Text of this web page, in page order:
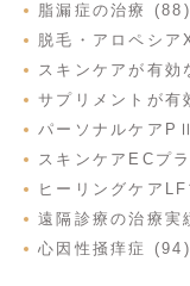
脂漏症の治療 (88)
脱毛・アロペシ
スキンケアが有
サプリメントが
パーソナルケア
スキンケアECプ
ヒーリングケア
遠隔診療の治療実
心因性掻痒症 (94)